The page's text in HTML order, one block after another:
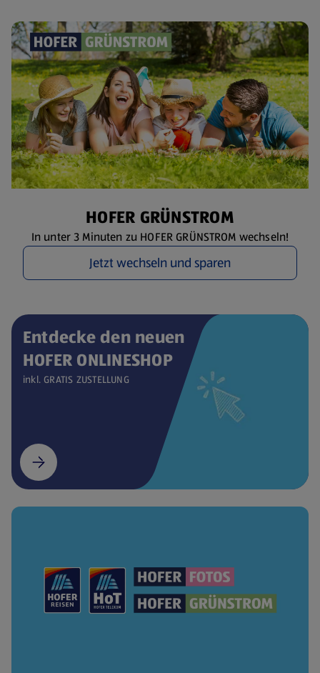
HOFER GRÜNSTROM
In unter 3 Minuten zu HOFER GRÜNSTROM wechseln!
Jetzt wechseln und sparen
Entdecke den neuen
HOFER ONLINESHOP
inkl. GRATIS ZUSTELLUNG
(öffnet in einem neuen Tab)